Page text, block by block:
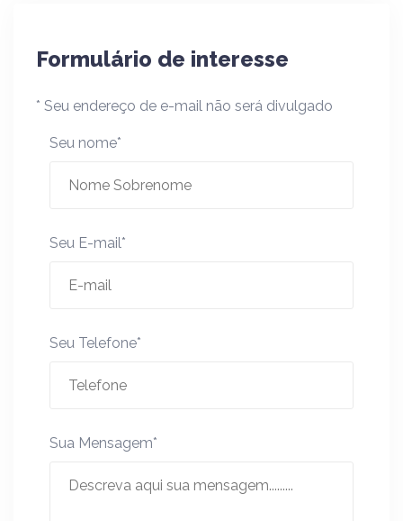
Formulário de interesse
* Seu endereço de e-mail não será divulgado
Seu nome*
Seu E-mail*
Seu Telefone*
Sua Mensagem*